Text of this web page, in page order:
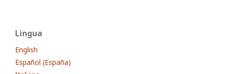
Lingua
English
Español (España)